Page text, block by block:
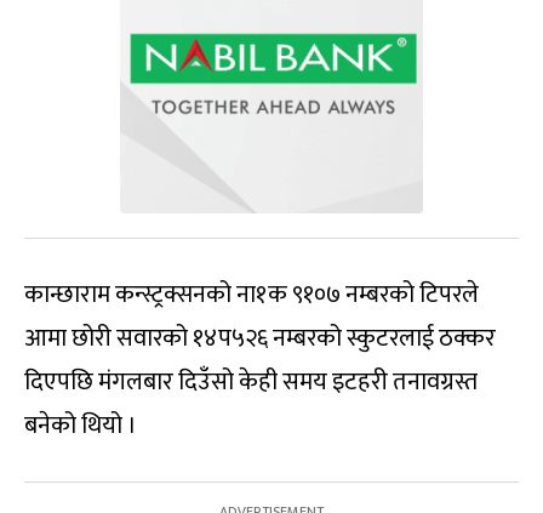
कान्छाराम कन्स्ट्रक्सनको ना१क ९१०७ नम्बरको टिपरले
आमा छोरी सवारको १४प५२६ नम्बरको स्कुटरलाई ठक्कर
दिएपछि मंगलबार दिउँसो केही समय इटहरी तनावग्रस्त
बनेको थियो ।